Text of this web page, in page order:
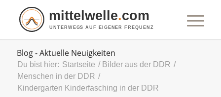
mittelwelle.com
UNTERWEGS AUF EIGENER FREQUENZ
Blog - Aktuelle Neuigkeiten
Du bist hier: Startseite / Bilder aus der DDR /
Menschen in der DDR /
Kindergarten Kinderfasching in der DDR